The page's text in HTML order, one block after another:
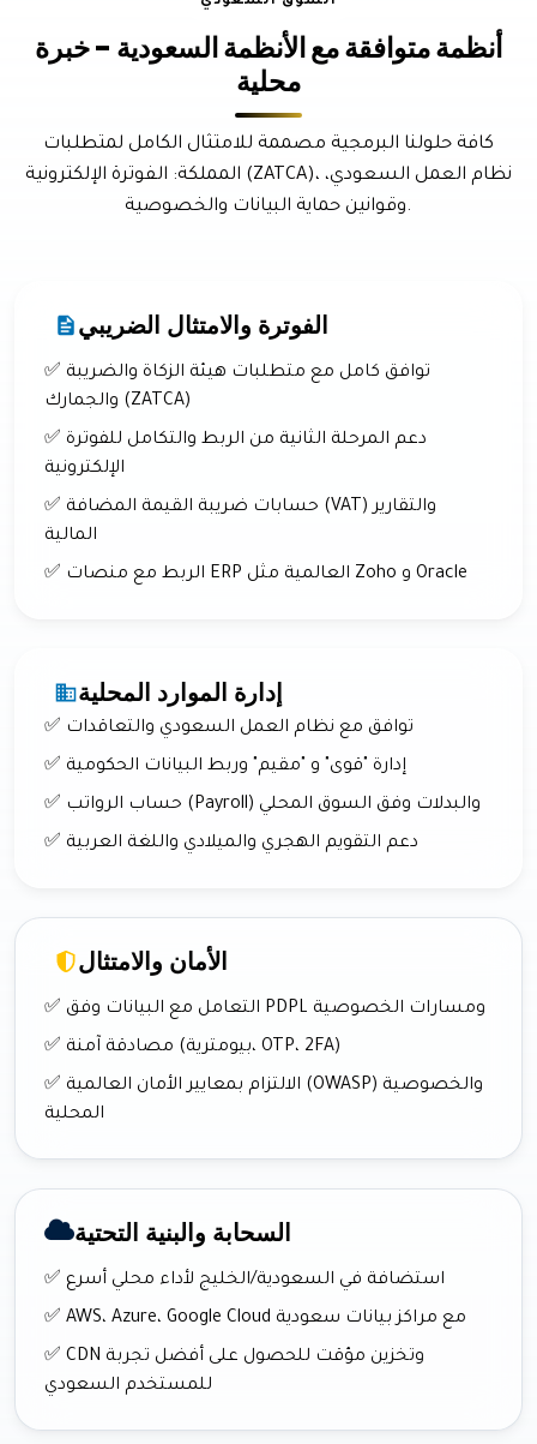
أنظمة متوافقة مع الأنظمة السعودية - خبرة
محلية
كافة حلولنا البرمجية مصممة للامتثال الكامل لمتطلبات
المملكة: الفوترة الإلكترونية (ZATCA)، نظام العمل السعودي،
وقوانين حماية البيانات والخصوصية.
الفوترة والامتثال الضريبي
✅ توافق كامل مع متطلبات هيئة الزكاة والضريبة
والجمارك (ZATCA)
✅ دعم المرحلة الثانية من الربط والتكامل للفوترة
الإلكترونية
✅ حسابات ضريبة القيمة المضافة (VAT) والتقارير
المالية
✅ الربط مع منصات ERP العالمية مثل Zoho و Oracle
إدارة الموارد المحلية
✅ توافق مع نظام العمل السعودي والتعاقدات
✅ إدارة "قوى" و "مقيم" وربط البيانات الحكومية
✅ حساب الرواتب (Payroll) والبدلات وفق السوق المحلي
✅ دعم التقويم الهجري والميلادي واللغة العربية
الأمان والامتثال
✅ التعامل مع البيانات وفق PDPL ومسارات الخصوصية
✅ مصادقة آمنة (بيومترية، OTP، 2FA)
✅ الالتزام بمعايير الأمان العالمية (OWASP) والخصوصية
المحلية
السحابة والبنية التحتية
✅ استضافة في السعودية/الخليج لأداء محلي أسرع
✅ AWS، Azure، Google Cloud مع مراكز بيانات سعودية
✅ CDN وتخزين مؤقت للحصول على أفضل تجربة
للمستخدم السعودي